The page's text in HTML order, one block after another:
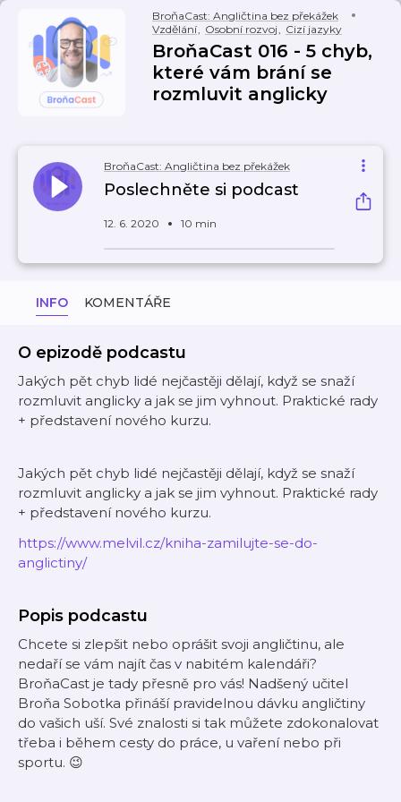
BroňaCast: Angličtina bez překážek
Vzdělání, Osobní rozvoj, Cizí jazyky
BroňaCast 016 - 5 chyb,
které vám brání se
rozmluvit anglicky
BroňaCast: Angličtina bez překážek
Poslechněte si podcast
12. 6. 2020 10 min
INFO KOMENTÁŘE
O epizodě podcastu
Jakých pět chyb lidé nejčastěji dělají, když se snaží
rozmluvit anglicky a jak se jim vyhnout. Praktické rady
+ představení nového kurzu.
Jakých pět chyb lidé nejčastěji dělají, když se snaží
rozmluvit anglicky a jak se jim vyhnout. Praktické rady
+ představení nového kurzu.
https://www.melvil.cz/kniha-zamilujte-se-do-
anglictiny/
Popis podcastu
Chcete si zlepšit nebo oprášit svoji angličtinu, ale
nedaří se vám najít čas v nabitém kalendáři?
BroňaCast je tady přesně pro vás! Nadšený učitel
Broňa Sobotka přináší pravidelnou dávku angličtiny
do vašich uší. Své znalosti si tak můžete zdokonalovat
třeba i během cesty do práce, u vaření nebo při
sportu. 😉